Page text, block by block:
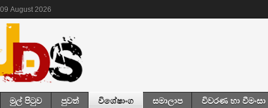
09 August 2026
මුල් පිටුව පුවත් විශේෂාංග සමාලාප විවරණ හා වීමංසා